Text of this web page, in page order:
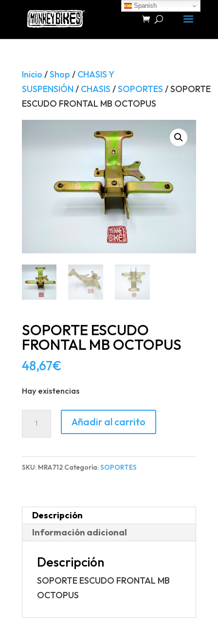
Búsqueda
productos
Inicio /Shop / CHASIS Y
SUSPENSIÓN / CHASIS /SOPORTES / SOPORTE
ESCUDO FRONTAL MB OCTOPUS
SOPORTE ESCUDO
FRONTAL MB OCTOPUS
48,67€
Hay existencias
MB
Añadir al carrito
SKU: MRA712 Categoría:SOPORTES
Descripción
Información adicional
Descripción
SOPORTE ESCUDO FRONTAL MB
OCTOPUS
Spanish